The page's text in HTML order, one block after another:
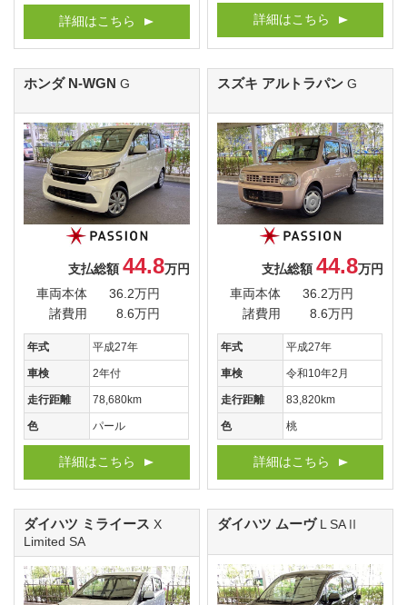
詳細はこちら 詳細はこちら
ホンダ N-WGNG
支払総額 44.8万円
車両本体
36.2万円
諸費用
8.6万円
年式 平成27年
車検 2年付
走行距離 78,680km
色 パール
詳細はこちら
スズキ アルトラパンG
支払総額 44.8万円
車両本体
36.2万円
諸費用
8.6万円
年式 平成27年
車検 令和10年2月
走行距離 83,820km
色 桃
詳細はこちら
ダイハツ ミライースX
Limited SA
ダイハツ ムーヴ L SAⅡ